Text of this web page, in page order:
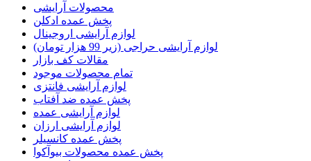
محصولات آرایشی
پخش عمده ادکلن
لوازم آرایشی اروجینال
لوازم آرایشی حراجی (زیر 99 هزار تومان)
مقالات کف بازار
تمام محصولات موجود
لوازم آرایشی فانتزی
پخش عمده ضد آفتاب
لوازم آرایشی عمده
لوازم آرایشی ارزان
پخش عمده کانسیلر
پخش عمده محصولات بیوآکوا